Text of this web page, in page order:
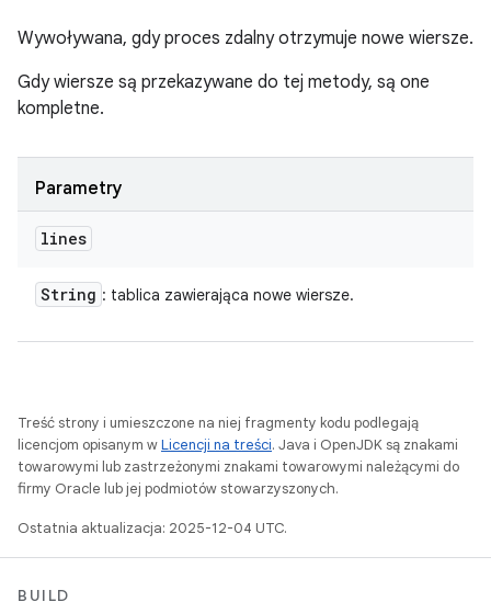
Wywoływana, gdy proces zdalny otrzymuje nowe wiersze.
Gdy wiersze są przekazywane do tej metody, są one
kompletne.
Parametry
lines
String : tablica zawierająca nowe wiersze.
Treść strony i umieszczone na niej fragmenty kodu podlegają
licencjom opisanym wLicencji na treści. Java i OpenJDK są znakami
towarowymi lub zastrzeżonymi znakami towarowymi należącymi do
firmy Oracle lub jej podmiotów stowarzyszonych.
Ostatnia aktualizacja: 2025-12-04 UTC.
BUILD